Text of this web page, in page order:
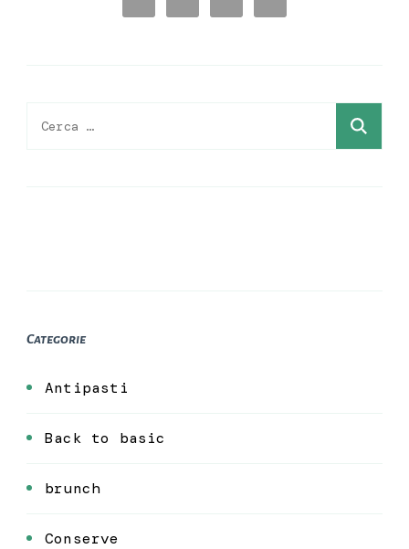
Ricerca
Categorie
Antipasti
Back to basic
brunch
Conserve